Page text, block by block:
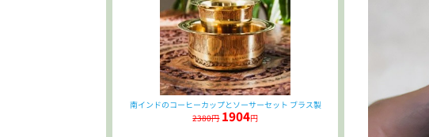
南インドのコーヒーカップとソーサーセット ブラス製
2380円1904円